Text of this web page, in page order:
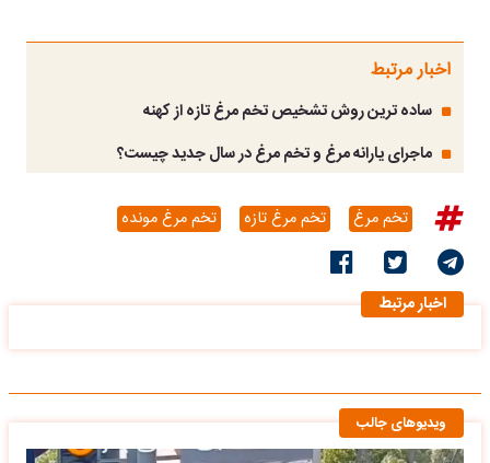
اخبار مرتبط
ساده ترین روش تشخیص تخم مرغ تازه از کهنه
ماجرای یارانه مرغ و تخم مرغ در سال جدید چیست؟
تخم مرغ تخم مرغ تازه تخم مرغ مونده
اخبار مرتبط
ویدیوهای جالب